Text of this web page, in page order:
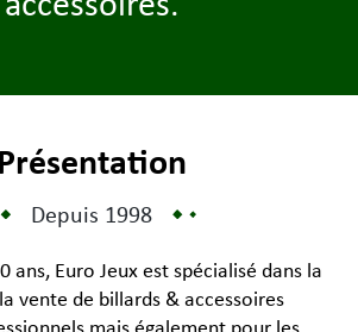
Présentation
Depuis 1998
ans, Euro Jeux est spécialisé dans la
vente de billards & accessoires